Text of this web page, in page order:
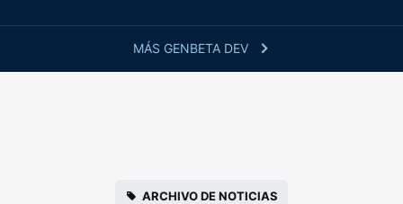
MÁS GENBETA DEV
ARCHIVO DE NOTICIAS